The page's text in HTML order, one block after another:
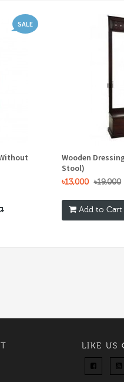
SALE
Wooden
Stool)
৳13,000 ৳19,000
Add to Cart
LIKE US